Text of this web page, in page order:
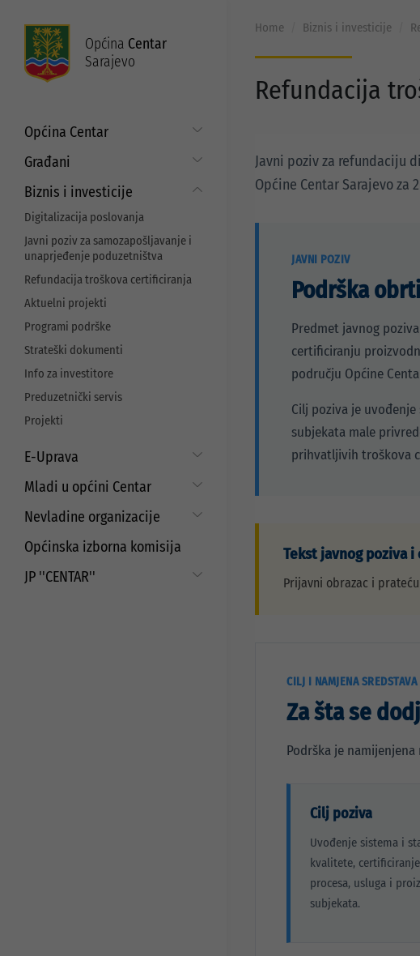
Općina Centar
Sarajevo
Općina Centar
Općinski načelnik
Zakoni i propisi
ISO standardi
Budžet
EU projekti
Građani
Put do prava
Matični ured
Mjesne zajednice
Servisne informacije
Najam i korištenje općinskih
prostora
Biznis i investicije
Digitalizacija poslovanja
Javni poziv za samozapošljavanje i
unaprjeđenje poduzetništva
Refundacija troškova certificiranja
Aktuelni projekti
Programi podrške
Strateški dokumenti
Info za investitore
Preduzetnički servis
Projekti
E-Uprava
Moj Centar
Mladi u općini Centar
Strategija prema mladima
Javni poziv za dodjelu sredstava za
aktivizam mladih
Nevladine organizacije
Saradnja sa nevladinim
organizacijama
Javni pozivi i konkursi
Općinska izborna komisija
JP ''CENTAR''
Home Biznis i investicije
Refundacija
Javni poziv za refundaciju
Općine Centar Sarajevo za
JAVNI POZIV
Podrška
Predmet javnog
certificiranju
području Općine
Cilj poziva je
subjekata male
prihvatljivih troškova
Tekst javnog poziva i
Prijavni obrazac i
CILJ I NAMJENA SREDSTAVA
Za šta se
Podrška je
Cilj poziva
Uvođenje sistema i
kvalitete,
procesa, usluga i
subjekata.